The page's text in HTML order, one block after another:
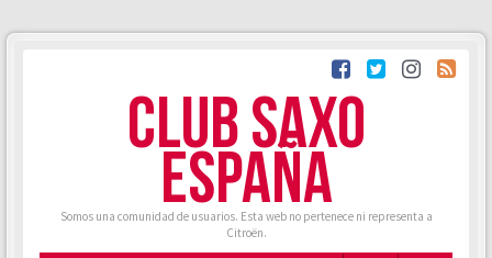
CLUB SAXO
ESPAÑA
Somos una comunidad de usuarios. Esta web no pertenece ni representa a
Citroën.